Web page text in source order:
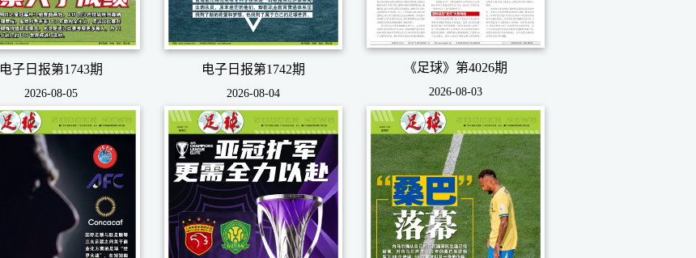
电子日报第1743期
2026-08-05
电子日报第1742期
2026-08-04
《足球》第4026期
2026-08-03